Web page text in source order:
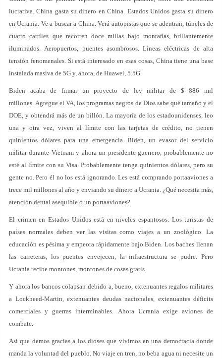
lucrativa. China gasta su dinero en China. Estados Unidos gasta su dinero
en Ucrania. Ve a buscar a China. Verá autopistas que se adentran, túneles de
cuatro carriles que recorren doce millas bajo montañas, brillantemente
iluminados. Aeropuertos, puentes asombrosos. Líneas eléctricas de alta
tensión fenomenales. Si está interesado en esas cosas, China tiene una base
instalada masiva de 5G y, ahora, de Huawei, 5.5G.
Biden acaba de firmar un proyecto de ley militar de $ 886 mil
millones. Agregue el VA, los programas negros de Dios sabe qué tamaño y el
DOE, y obtendrá más de un billón. La mayoría de los estadounidenses, leo
una y otra vez, viven al límite con las tarjetas de crédito, no tienen
quinientos dólares para una emergencia. Biden, un evasor del servicio
militar durante Vietnam y ahora un presidente guerrero, probablemente no
esté al límite con su Visa. Probablemente tenga quinientos dólares, pero su
gente no. Pero él no los está ignorando. Les está comprando portaaviones a
trece mil millones al año y enviando su dinero a Ucrania. ¿Qué necesita más,
atención dental asequible o un portaaviones?
El crimen en Estados Unidos está en niveles espantosos. Los turistas de
países normales deben ver las visitas como viajes a un zoológico. La
educación es pésima y empeora rápidamente bajo Biden. Los baches llenan
las carreteras, los puentes envejecen, la infraestructura se pudre. Pero
Ucrania recibe montones, montones de cosas gratis.
Y ahora los bancos colapsan debido a, bueno, extenuantes regalos militares
a Lockheed-Martin, extenuantes deudas nacionales, extenuantes déficits
comerciales y guerras interminables. Ahora Ucrania exige aviones de
combate.
Así que demos gracias a los dioses que vivimos en una democracia donde
manda la voluntad del pueblo. No viaje en tren, no beba agua ni necesite un